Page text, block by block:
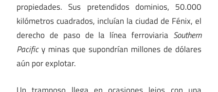
propiedades. Sus pretendidos dominios, 50.000
kilómetros cuadrados, incluían la ciudad de Fénix, el
derecho de paso de la línea ferroviaria Southern
Pacificy minas que supondrían millones de dólares
aún por explotar.